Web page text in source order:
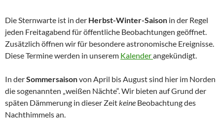
Die Sternwarte ist in der Herbst-Winter-Saison in der Regel
jeden Freitagabend für öffentliche Beobachtungen geöffnet.
Zusätzlich öffnen wir für besondere astronomische Ereignisse.
Diese Termine werden in unserem Kalenderangekündigt.
In derSommersaisonvon April bis August sind hier im Norden
die sogenannten „weißen Nächte“. Wir bieten auf Grund der
späten Dämmerung in dieser Zeitkeine Beobachtung des
Nachthimmels an.